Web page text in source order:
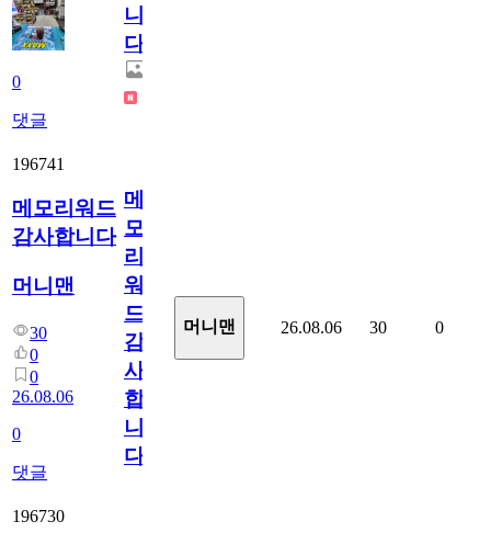
0
댓글
니
다.
196741
메모리워드
감사합니다
머니맨
30
0
0
26.08.06
0
댓글
메
모
리
워
드
감
사
합
니
다
머니맨 26.08.06 30 0
196730